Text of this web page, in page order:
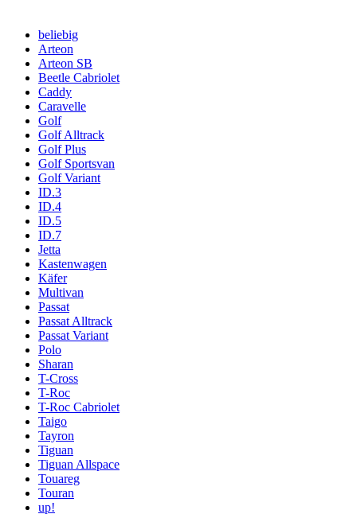
beliebig
Arteon
Arteon SB
Beetle Cabriolet
Caddy
Caravelle
Golf
Golf Alltrack
Golf Plus
Golf Sportsvan
Golf Variant
ID.3
ID.4
ID.5
ID.7
Jetta
Kastenwagen
Käfer
Multivan
Passat
Passat Alltrack
Passat Variant
Polo
Sharan
T-Cross
T-Roc
T-Roc Cabriolet
Taigo
Tayron
Tiguan
Tiguan Allspace
Touareg
Touran
up!